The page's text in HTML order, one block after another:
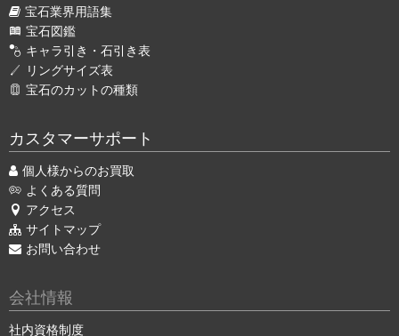
宝石業界用語集
宝石図鑑
キャラ引き・石引き表
リングサイズ表
宝石のカットの種類
カスタマーサポート
個人様からのお買取
よくある質問
アクセス
サイトマップ
お問い合わせ
会社情報
社内資格制度